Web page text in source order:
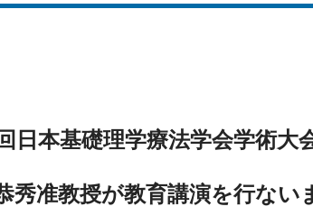
日本基礎理学療法学会学術大
秀准教授が教育講演を行ない